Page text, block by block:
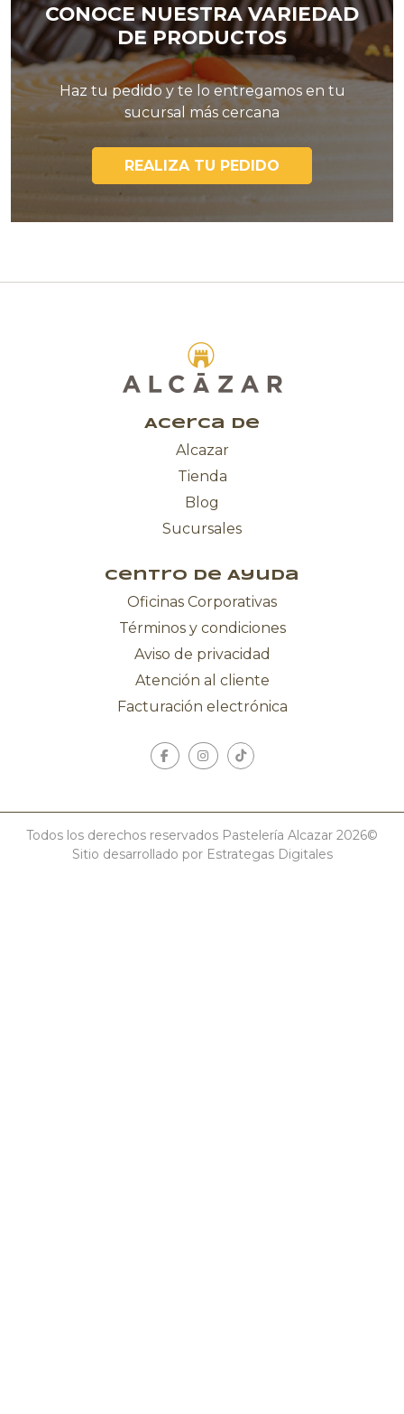
CONOCE NUESTRA VARIEDAD
DE PRODUCTOS
Haz tu pedido y te lo entregamos en tu
sucursal más cercana
REALIZA TU PEDIDO
Acerca de
Alcazar
Tienda
Blog
Sucursales
Centro de Ayuda
Oficinas Corporativas
Términos y condiciones
Aviso de privacidad
Atención al cliente
Facturación electrónica
Todos los derechos reservados Pastelería Alcazar 2026©
Sitio desarrollado por Estrategas Digitales